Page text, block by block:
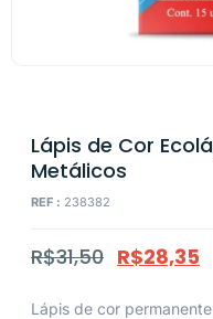
Lápis de Cor
Metálicos
REF : 238382
R$31,50 R$28,35
Lápis de cor